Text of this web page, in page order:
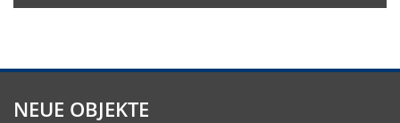
NEUE OBJEKTE